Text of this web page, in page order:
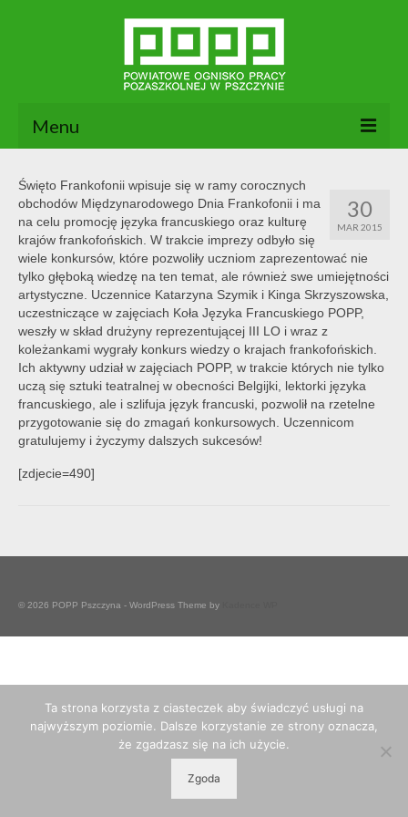
Menu
O nas
Dokumenty POPP
Zajęcia
Kontakt
BIP
30
MAR 2015
Święto Frankofonii wpisuje się w ramy corocznych
obchodów Międzynarodowego Dnia Frankofonii i ma
na celu promocję języka francuskiego oraz kulturę
krajów frankofońskich. W trakcie imprezy odbyło się
wiele konkursów, które pozwoliły uczniom zaprezentować nie
tylko głęboką wiedzę na ten temat, ale również swe umiejętności
artystyczne. Uczennice Katarzyna Szymik i Kinga Skrzyszowska,
uczestniczące w zajęciach Koła Języka Francuskiego POPP,
weszły w skład drużyny reprezentującej III LO i wraz z
koleżankami wygrały konkurs wiedzy o krajach frankofońskich.
Ich aktywny udział w zajęciach POPP, w trakcie których nie tylko
uczą się sztuki teatralnej w obecności Belgijki, lektorki języka
francuskiego, ale i szlifuja język francuski, pozwolił na rzetelne
przygotowanie się do zmagań konkursowych. Uczennicom
gratulujemy i życzymy dalszych sukcesów!
[zdjecie=490]
© 2026 POPP Pszczyna - WordPress Theme by
Ta strona korzysta z ciasteczek aby świadczyć usługi na
najwyższym poziomie. Dalsze korzystanie ze strony oznacza,
że zgadzasz się na ich użycie.
Zgoda